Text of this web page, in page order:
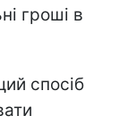
гроші в
спосіб